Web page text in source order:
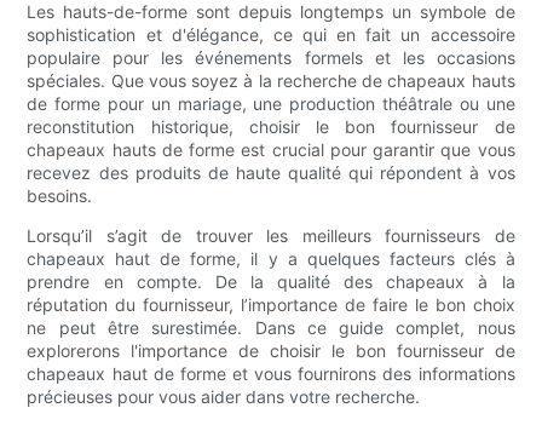
Les hauts-de-forme sont depuis longtemps un symbole de
sophistication et d'élégance, ce qui en fait un accessoire
populaire pour les événements formels et les occasions
spéciales. Que vous soyez à la recherche de chapeaux hauts
de forme pour un mariage, une production théâtrale ou une
reconstitution historique, choisir le bon fournisseur de
chapeaux hauts de forme est crucial pour garantir que vous
recevez des produits de haute qualité qui répondent à vos
besoins.
Lorsqu’il s’agit de trouver les meilleurs fournisseurs de
chapeaux haut de forme, il y a quelques facteurs clés à
prendre en compte. De la qualité des chapeaux à la
réputation du fournisseur, l’importance de faire le bon choix
ne peut être surestimée. Dans ce guide complet, nous
explorerons l'importance de choisir le bon fournisseur de
chapeaux haut de forme et vous fournirons des informations
précieuses pour vous aider dans votre recherche.